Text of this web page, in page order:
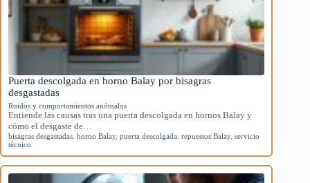
Puerta descolgada en horno Balay por bisagras
desgastadas
Ruidos y comportamientos anómalos
Entiende las causas tras una puerta descolgada en hornos Balay y
cómo el desgaste de…
bisagras desgastadas horno Balay, puerta descolgada repuestos Balay, servicio
técnico